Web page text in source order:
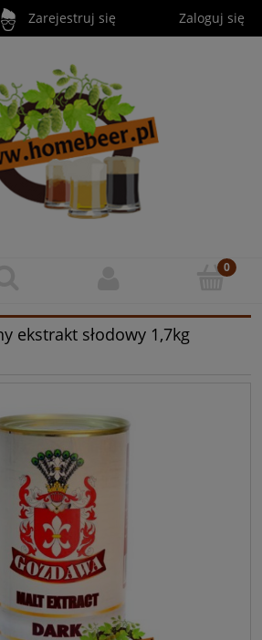
Zarejestruj się Zaloguj się
ekstrakt słodowy 1,7kg